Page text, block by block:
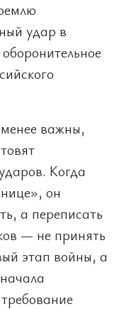
удар в
важны,
Когда
он
а переписать
— не принять
этап войны, а